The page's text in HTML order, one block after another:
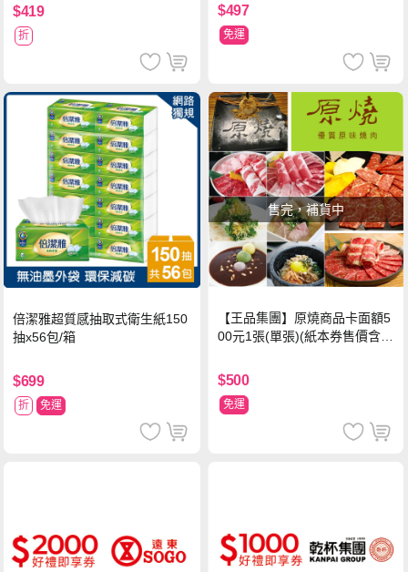
$419
折
$497
免運
倍潔雅超質感抽取式衛生紙150
抽x56包/箱
$699
折 免運
售完，補貨中
【王品集團】原燒商品卡面額5
00元1張(單張)(紙本券售價含平
$500
免運